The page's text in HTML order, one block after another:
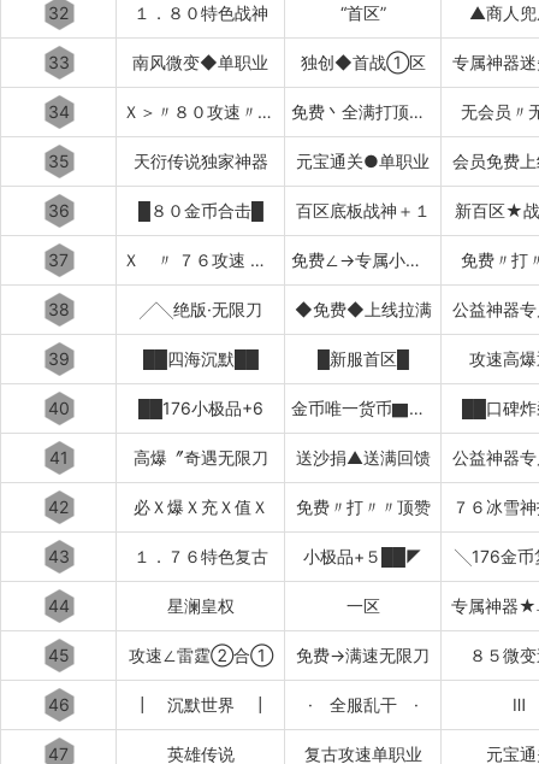
32 １．８０特色战神 “首区” ▲商人
33 南风微变◆单职业 独创◆首战①区 专属神器
34 Ｘ＞〃８０攻速〃＜Ｘ 免费丶全满打顶赞▂▃▅▇ 无会员〃
35 天衍传说独家神器 元宝通关●单职业 会员免费
36 █８０金币合击█ 百区底板战神＋１ 新百区★
37 Ｘ 〃 ７６攻速 〃 Ｘ 免费∠→专属小极品 免费〃打
38 ╱╲绝版·无限刀 ◆免费◆上线拉满 公益神器
39 ██四海沉默██ █新服首区█ 攻速高
40 ██176小极品+6 金币唯一货币▇▇▇▇▇▇ ██口碑
41 高爆〞奇遇无限刀 送沙捐▲送满回馈 公益神器
42 必Ｘ爆Ｘ充Ｘ值Ｘ 免费〃打〃〃顶赞 ７６冰雪
43 １．７６特色复古 小极品+５██◤ ╲176金
44 星澜皇权 一区 专属神器★
45 攻速∠雷霆②合① 免费→满速无限刀 ８５微
46 ┃ 沉默世界 ┃ · 全服乱干 · Ⅲ
47 英雄传说 复古攻速单职业 元宝